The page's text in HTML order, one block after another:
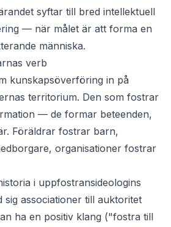
syftar till bred intellektuell
— när målet är att forma en
människa.
verb
kunskapsöverföring in på
territorium. Den som fostrar
— de formar beteenden,
Föräldrar fostrar barn,
organisationer fostrar
i uppfostransideologins
sig associationer till auktoritet
ha en positiv klang ("fostra till